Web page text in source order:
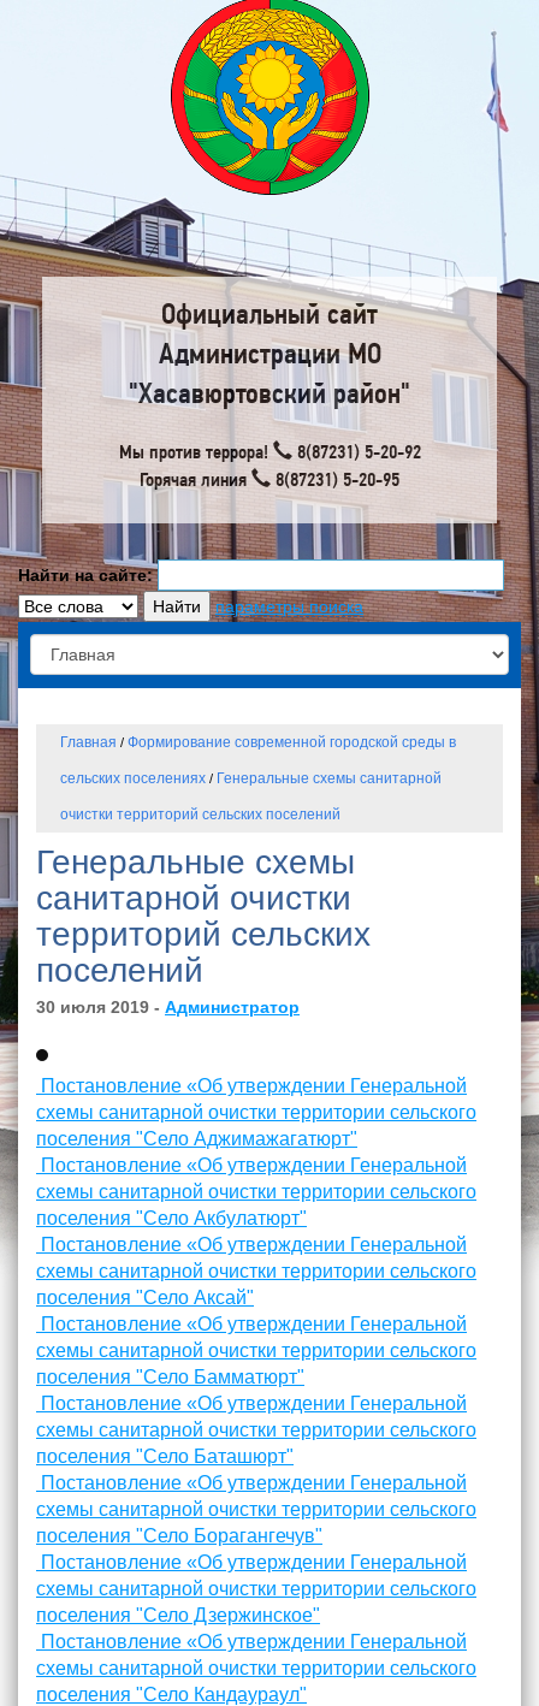
Официальный сайт
Администрации МО
"Хасавюртовский район"
Мы против террора!
8(87231) 5-20-92
Горячая линия
8(87231) 5-20-95
Найти на сайте:
параметры поиска
Главная / Формирование современной городской среды в
сельских поселениях / Генеральные схемы санитарной
очистки территорий сельских поселений
Генеральные схемы
санитарной очистки
территорий сельских
поселений
30 июля 2019 - Администратор
Постановление «Об утверждении Генеральной
схемы санитарной очистки территории сельского
поселения "Село Аджимажагатюрт"
Постановление «Об утверждении Генеральной
схемы санитарной очистки территории сельского
поселения "Село Акбулатюрт"
Постановление «Об утверждении Генеральной
схемы санитарной очистки территории сельского
поселения "Село Аксай"
Постановление «Об утверждении Генеральной
схемы санитарной очистки территории сельского
поселения "Село Бамматюрт"
Постановление «Об утверждении Генеральной
схемы санитарной очистки территории сельского
поселения "Село Баташюрт"
Постановление «Об утверждении Генеральной
схемы санитарной очистки территории сельского
поселения "Село Борагангечув"
Постановление «Об утверждении Генеральной
схемы санитарной очистки территории сельского
поселения "Село Дзержинское"
Постановление «Об утверждении Генеральной
схемы санитарной очистки территории сельского
поселения "Село Кандаураул"